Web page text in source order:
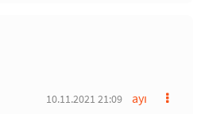
ayı
10.11.2021 21:09